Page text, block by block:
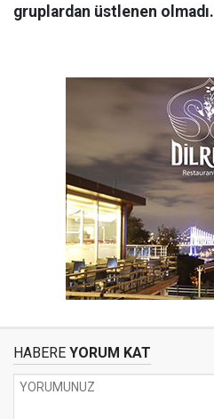
gruplardan üstlenen olmadı.
HABERE YORUM KAT